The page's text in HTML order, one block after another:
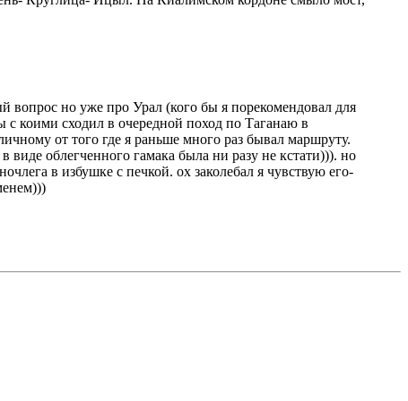
вопрос но уже про Урал (кого бы я порекомендовал для
с коими сходил в очередной поход по Таганаю в
от того где я раньше много раз бывал маршруту.
виде облегченного гамака была ни разу не кстати))). но
в избушке с печкой. ох заколебал я чувствую его-